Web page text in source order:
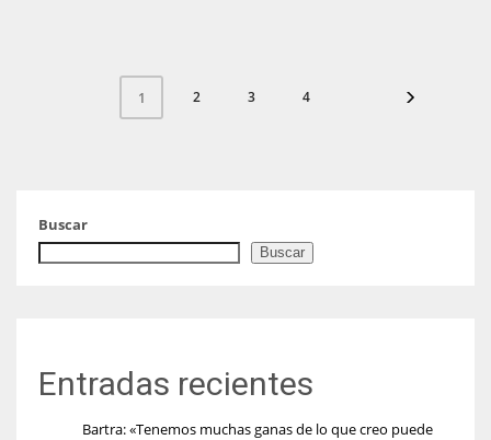
1 2 3 4
Buscar
Buscar
Entradas recientes
Bartra: «Tenemos muchas ganas de lo que creo puede